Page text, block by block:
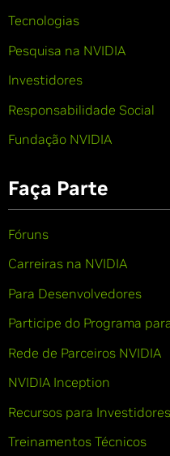
Tecnologias
Pesquisa na NVIDIA
Investidores
Responsabilidade Social
Fundação NVIDIA
Faça Parte
Fóruns
Carreiras na NVIDIA
Para Desenvolvedores
Participe do Programa
Rede de Parceiros NVIDIA
NVIDIA Inception
Recursos para
Treinamentos Técnicos